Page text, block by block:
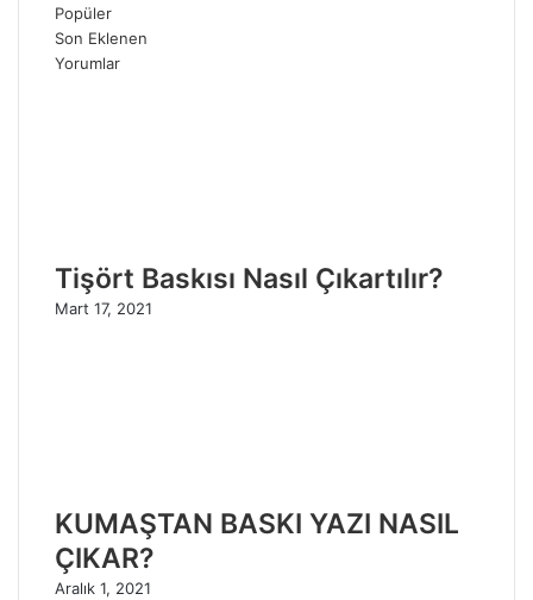
Popüler
Son Eklenen
Yorumlar
Tişört Baskısı Nasıl Çıkartılır?
Mart 17, 2021
KUMAŞTAN BASKI YAZI NASIL
ÇIKAR?
Aralık 1, 2021